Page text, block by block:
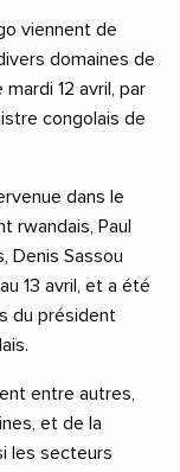
viennent de
domaines de
12 avril, par
congolais de
dans le
rwandais, Paul
Denis Sassou
13 avril, et a été
du président
entre autres,
et de la
les secteurs